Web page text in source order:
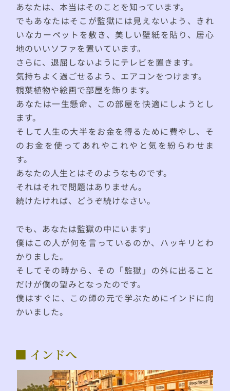
あなたは、本当はそのことを知っています。
でもあなたはそこが監獄には見えないよう、きれ
いなカーペットを敷き、美しい壁紙を貼り、居心
地のいいソファを置いています。
さらに、退屈しないようにテレビを置きます。
気持ちよく過ごせるよう、エアコンをつけます。
観葉植物や絵画で部屋を飾ります。
あなたは一生懸命、この部屋を快適にしようとし
ます。
そして人生の大半をお金を得るために費やし、そ
のお金を使ってあれやこれやと気を紛らわせま
す。
あなたの人生とはそのようなものです。
それはそれで問題はありません。
続けたければ、どうぞ続けなさい。
でも、あなたは監獄の中にいます」
僕はこの人が何を言っているのか、ハッキリとわ
かりました。
そしてその時から、その「監獄」の外に出ること
だけが僕の望みとなったのです。
僕はすぐに、この師の元で学ぶためにインドに向
かいました。
■ インドへ